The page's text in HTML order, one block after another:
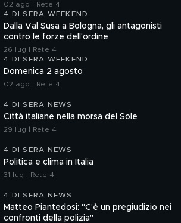
02 ago | Rete 4
4 DI SERA WEEKEND
Dalla Val Susa a Bologna, gli antagonisti
contro le forze dell'ordine
26 lug | Rete 4
4 DI SERA WEEKEND
Domenica 2 agosto
02 ago | Rete 4
4 DI SERA NEWS
Città italiane nella morsa del Sole
29 lug | Rete 4
4 DI SERA NEWS
Politica e clima in Italia
31 lug | Rete 4
4 DI SERA NEWS
Matteo Piantedosi: "C'è un pregiudizio nei
confronti della polizia"